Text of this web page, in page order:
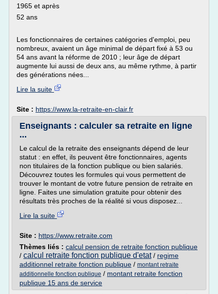
1965 et après
52 ans
Les fonctionnaires de certaines catégories d'emploi, peu
nombreux, avaient un âge minimal de départ fixé à 53 ou
54 ans avant la réforme de 2010 ; leur âge de départ
augmente lui aussi de deux ans, au même rythme, à partir
des générations nées...
Lire la suite
Site : https://www.la-retraite-en-clair.fr
Enseignants : calculer sa retraite en ligne
...
Le calcul de la retraite des enseignants dépend de leur
statut : en effet, ils peuvent être fonctionnaires, agents
non titulaires de la fonction publique ou bien salariés.
Découvrez toutes les formules qui vous permettent de
trouver le montant de votre future pension de retraite en
ligne. Faites une simulation gratuite pour obtenir des
résultats très proches de la réalité si vous disposez...
Lire la suite
Site : https://www.retraite.com
Thèmes liés : calcul pension de retraite fonction publique
/ calcul retraite fonction publique d'etat/ regime
additionnel retraite fonction publique / montant retraite
additionnelle fonction publique / montant retraite fonction
publique 15 ans de service